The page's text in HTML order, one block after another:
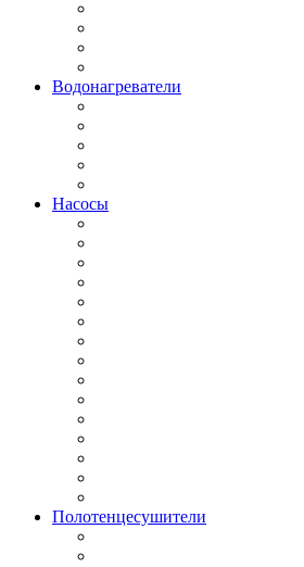
Водонагреватели
Насосы
Полотенцесушители